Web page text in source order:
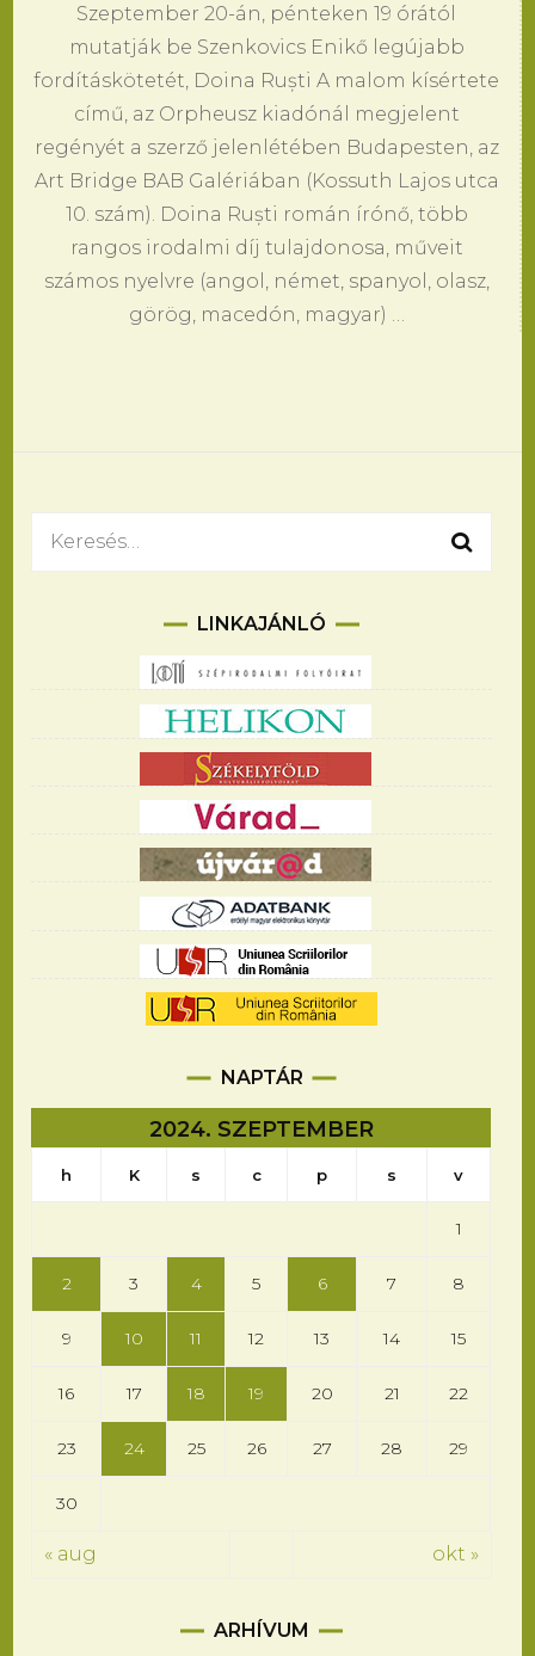
Szeptember 20-án, pénteken 19 órától
mutatják be Szenkovics Enikő legújabb
fordításkötetét, Doina Ruști A malom kísértete
című, az Orpheusz kiadónál megjelent
regényét a szerző jelenlétében Budapesten, az
Art Bridge BAB Galériában (Kossuth Lajos utca
10. szám). Doina Ruști román írónő, több
rangos irodalmi díj tulajdonosa, műveit
számos nyelvre (angol, német, spanyol, olasz,
görög, macedón, magyar) …
Keresés:
LINKAJÁNLÓ
NAPTÁR
2024. SZEPTEMBER
h K s c p s v
1
2 3 4 5 6 7 8
9 10 11 12 13 14 15
16 17 18 19 20 21 22
23 24 25 26 27 28 29
30
« aug okt »
ARHÍVUM
Arhívum